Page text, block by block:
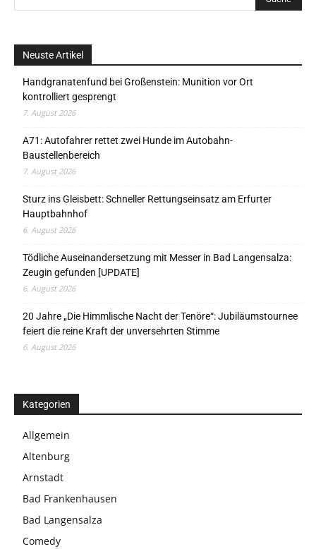
Neuste Artikel
Handgranatenfund bei Großenstein: Munition vor Ort
kontrolliert gesprengt
7. August 2026
A71: Autofahrer rettet zwei Hunde im Autobahn-
Baustellenbereich
7. August 2026
Sturz ins Gleisbett: Schneller Rettungseinsatz am Erfurter
Hauptbahnhof
6. August 2026
Tödliche Auseinandersetzung mit Messer in Bad Langensalza:
Zeugin gefunden [UPDATE]
6. August 2026
20 Jahre „Die Himmlische Nacht der Tenöre“: Jubiläumstournee
feiert die reine Kraft der unversehrten Stimme
6. August 2026
Kategorien
Allgemein
Altenburg
Arnstadt
Bad Frankenhausen
Bad Langensalza
Comedy